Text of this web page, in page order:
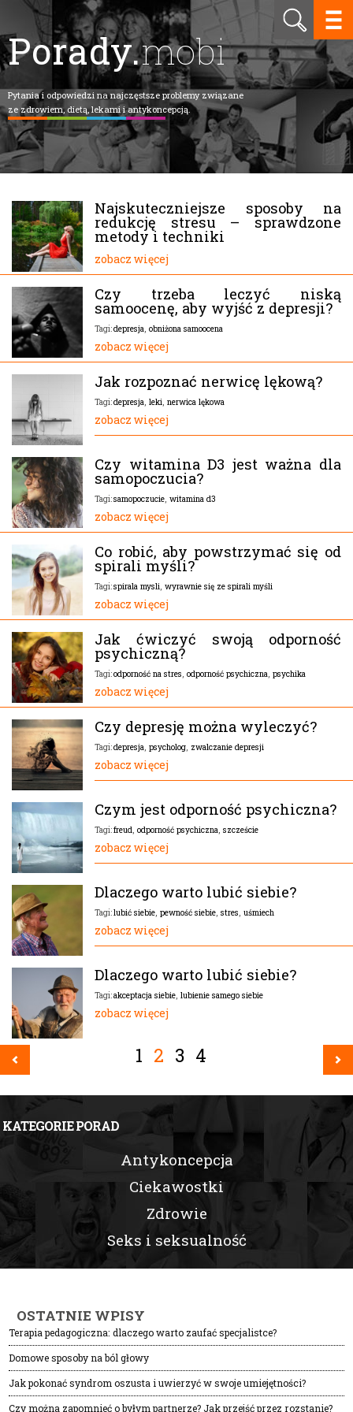
Porady.mobi
Pytania i odpowiedzi na najczęstsze problemy związane
ze zdrowiem, dietą, lekami i antykoncepcją.
Najskuteczniejsze sposoby na
redukcję stresu – sprawdzone
metody i techniki
zobacz więcej
Czy trzeba leczyć niską
samoocenę, aby wyjść z depresji?
Tagi:depresja, obniżona samoocena
zobacz więcej
Jak rozpoznać nerwicę lękową?
Tagi:depresja, leki, nerwica lękowa
zobacz więcej
Czy witamina D3 jest ważna dla
samopoczucia?
Tagi:samopoczucie, witamina d3
zobacz więcej
Co robić, aby powstrzymać się od
spirali myśli?
Tagi:spirala mysli, wyrawnie się ze spirali myśli
zobacz więcej
Jak ćwiczyć swoją odporność
psychiczną?
Tagi:odporność na stres, odporność psychiczna, psychika
zobacz więcej
Czy depresję można wyleczyć?
Tagi:depresja, psycholog, zwalczanie depresji
zobacz więcej
Czym jest odporność psychiczna?
Tagi:freud, odporność psychiczna, szczeście
zobacz więcej
Dlaczego warto lubić siebie?
Tagi:lubić siebie, pewność siebie, stres, uśmiech
zobacz więcej
Dlaczego warto lubić siebie?
Tagi:akceptacja siebie, lubienie samego siebie
zobacz więcej
1 2 3 4
KATEGORIE PORAD
Antykoncepcja
Ciekawostki
Zdrowie
Seks i seksualność
OSTATNIE WPISY
Terapia pedagogiczna: dlaczego warto zaufać specjalistce?
Domowe sposoby na ból głowy
Jak pokonać syndrom oszusta i uwierzyć w swoje umiejętności?
Czy można zapomnieć o byłym partnerze? Jak przejść przez rozstanie?